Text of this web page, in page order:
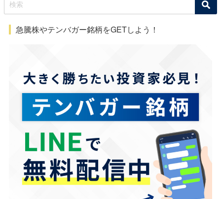
急騰株やテンバガー銘柄をGETしよう！